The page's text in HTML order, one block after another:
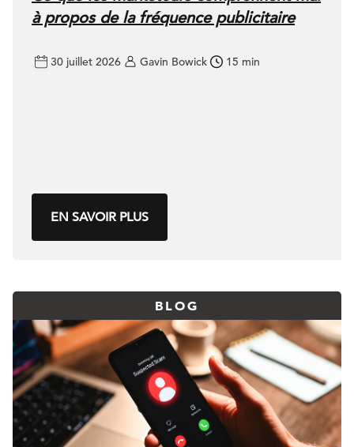
à propos de la fréquence publicitaire
30 juillet 2026 Gavin Bowick 15 min
EN SAVOIR PLUS
BLOG